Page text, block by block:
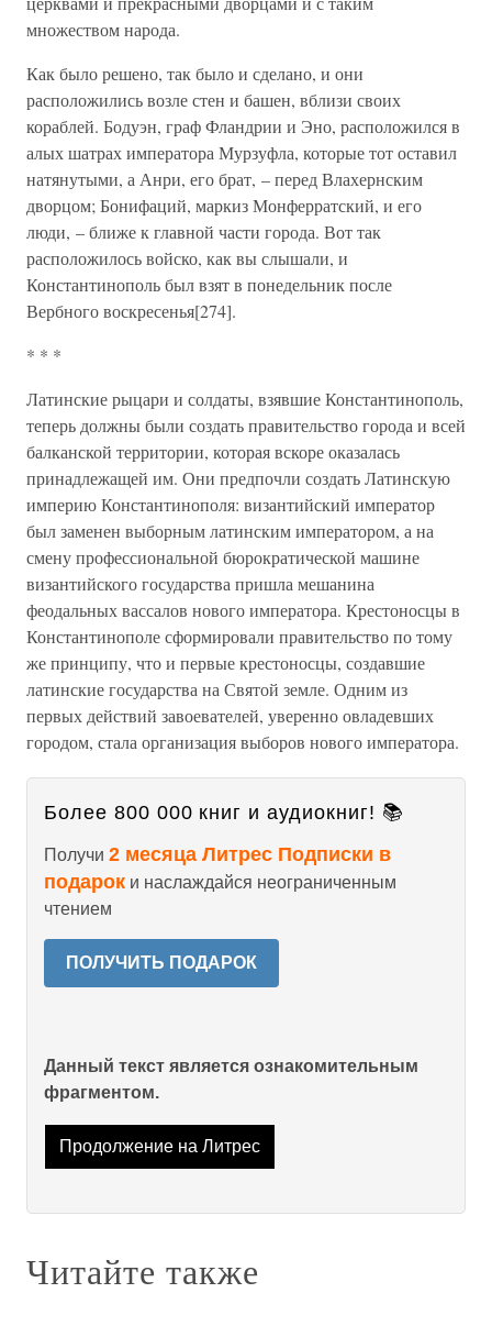
множеством народа.
Как было решено, так было и сделано, и они
расположились возле стен и башен, вблизи своих
кораблей. Бодуэн, граф Фландрии и Эно, расположился в
алых шатрах императора Мурзуфла, которые тот оставил
натянутыми, а Анри, его брат, – перед Влахернским
дворцом; Бонифаций, маркиз Монферратский, и его
люди, – ближе к главной части города. Вот так
расположилось войско, как вы слышали, и
Константинополь был взят в понедельник после
Вербного воскресенья[274].
* * *
Латинские рыцари и солдаты, взявшие Константинополь,
теперь должны были создать правительство города и всей
балканской территории, которая вскоре оказалась
принадлежащей им. Они предпочли создать Латинскую
империю Константинополя: византийский император
был заменен выборным латинским императором, а на
смену профессиональной бюрократической машине
византийского государства пришла мешанина
феодальных вассалов нового императора. Крестоносцы в
Константинополе сформировали правительство по тому
же принципу, что и первые крестоносцы, создавшие
латинские государства на Святой земле. Одним из
первых действий завоевателей, уверенно овладевших
городом, стала организация выборов нового императора.
Более 800 000 книг и аудиокниг! 📚
Получи 2 месяца Литрес Подписки в
подарок и наслаждайся неограниченным
чтением
ПОЛУЧИТЬ ПОДАРОК
Данный текст является ознакомительным
фрагментом.
Продолжение на Литрес
Читайте также